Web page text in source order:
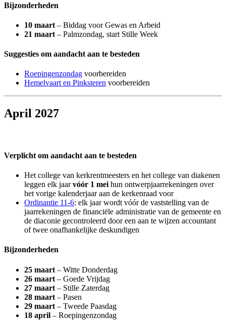
Bijzonderheden
10 maart – Biddag voor Gewas en Arbeid
21 maart – Palmzondag, start Stille Week
Suggesties om aandacht aan te besteden
Roepingenzondag voorbereiden
Hemelvaart en Pinksteren voorbereiden
April 2027
Verplicht om aandacht aan te besteden
Het college van kerkrentmeesters en het college van diakenen
leggen elk jaarvóór 1 mei hun ontwerpjaarrekeningen over
het vorige kalenderjaar aan de kerkenraad voor
Ordinantie 11-6: elk jaar wordt vóór de vaststelling van de
jaarrekeningen de financiële administratie van de gemeente en
de diaconie gecontroleerd door een aan te wijzen accountant
of twee onafhankelijke deskundigen
Bijzonderheden
25 maart – Witte Donderdag
26 maart – Goede Vrijdag
27 maart – Stille Zaterdag
28 maart – Pasen
29 maart – Tweede Paasdag
18 april – Roepingenzondag